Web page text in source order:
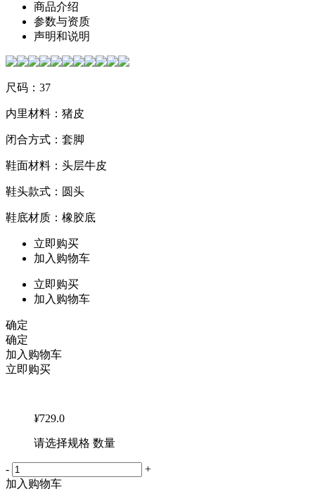
商品介绍
参数与资质
声明和说明
尺码：37
内里材料：猪皮
闭合方式：套脚
鞋面材料：头层牛皮
鞋头款式：圆头
鞋底材质：橡胶底
立即购买
加入购物车
立即购买
加入购物车
确定
确定
加入购物车
立即购买
¥729.0
请选择规格 数量
-
+
加入购物车